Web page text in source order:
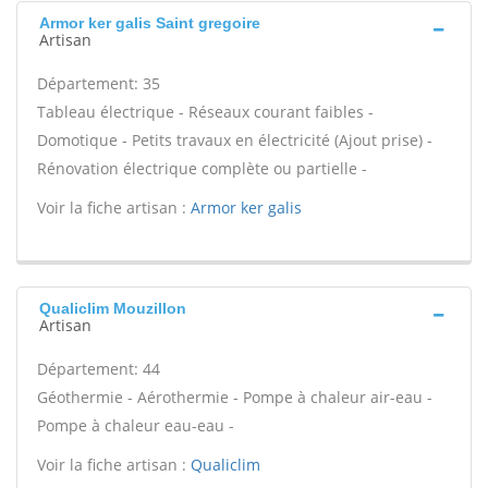
Armor ker galis Saint gregoire
Artisan
Département: 35
Tableau électrique - Réseaux courant faibles -
Domotique - Petits travaux en électricité (Ajout prise) -
Rénovation électrique complète ou partielle -
Voir la fiche artisan : Armor ker galis
Qualiclim Mouzillon
Artisan
Département: 44
Géothermie - Aérothermie - Pompe à chaleur air-eau -
Pompe à chaleur eau-eau -
Voir la fiche artisan : Qualiclim